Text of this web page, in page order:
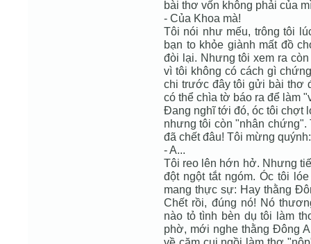
bài thơ vốn không phải của
- Của Khoa mà!
Tôi nói như mếu, trông tôi
bạn to khỏe giành mất đồ
đòi lại. Nhưng tôi xem ra
vì tôi không có cách gì
chi trước đây tôi gửi bài thơ
có thể chìa tờ báo ra để làm
Đang nghĩ tới đó, óc tôi chợt
nhưng tôi còn "nhân
đã chết đâu! Tôi mừng quýnh:
- A...
Tôi reo lên hớn hở. Nhưng
đột ngột tắt ngóm. Óc tôi
mang thực sự: Hay thằng
Chết rồi, đúng nó! Nó
nào tỏ tình bèn dụ tôi làm
phờ, mới nghe thằng Đông